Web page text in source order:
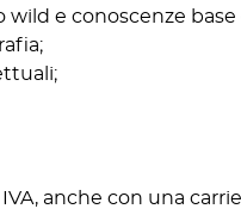
e conoscenze base
anche con una